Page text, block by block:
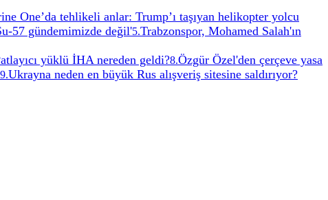
One’da tehlikeli anlar: Trump’ı taşıyan helikopter yolcu
57 gündemimizde değil'5.Trabzonspor, Mohamed Salah'ın
yüklü İHA nereden geldi?8.Özgür Özel'den çerçeve yasa
9.Ukrayna neden en büyük Rus alışveriş sitesine saldırıyor?